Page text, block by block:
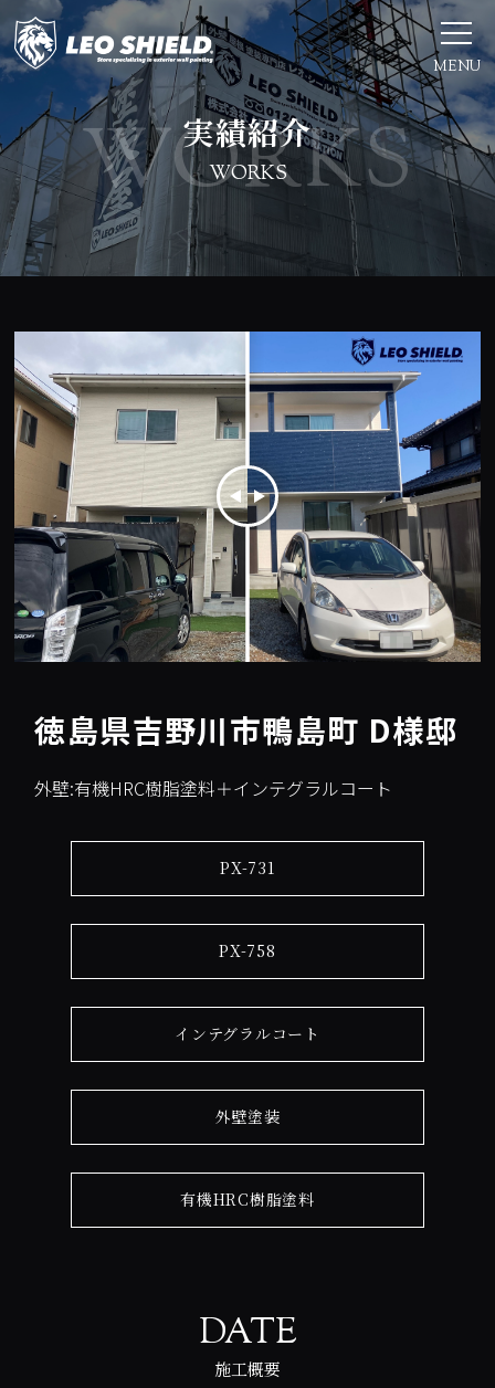
MENU
実績紹介
WORKS
徳島県吉野川市鴨島町 D様邸
外壁:有機HRC樹脂塗料＋インテグラルコート
PX-731
PX-758
インテグラルコート
外壁塗装
有機HRC樹脂塗料
DATE
施工概要